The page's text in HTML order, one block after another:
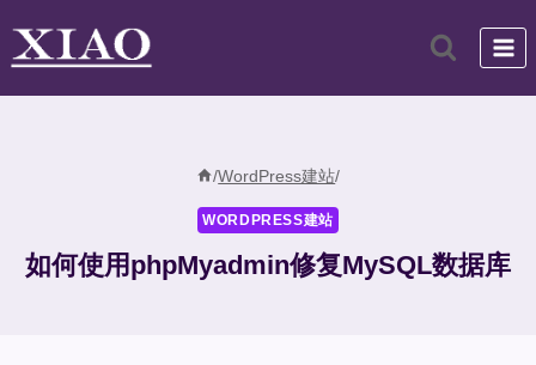
/WordPress建站/
WORDPRESS建站
如何使用phpMyadmin修复MySQL数据库